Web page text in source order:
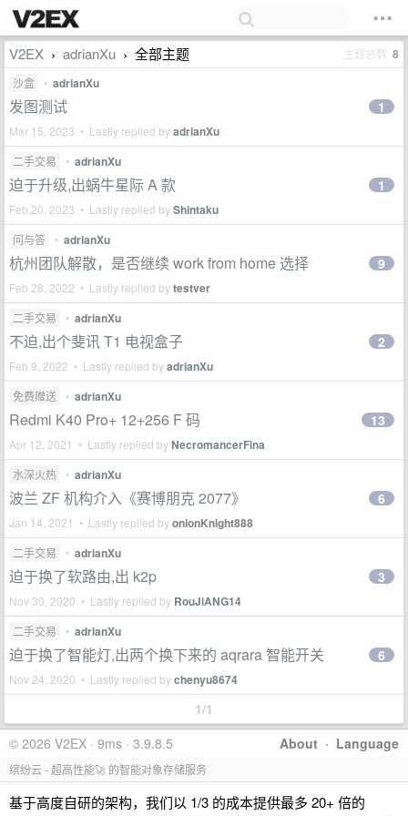
V2EX › adrianXu › 全部主题 主题总数 8
沙盒 • adrianXu
发图测试
Mar 15, 2023 • Lastly replied byadrianXu
1
二手交易 • adrianXu
迫于升级,出蜗牛星际 A 款
Feb 20, 2023 • Lastly replied byShintaku
1
问与答 • adrianXu
杭州团队解散，是否继续 work from home 选择
Feb 28, 2022 • Lastly replied bytestver
9
二手交易 • adrianXu
不迫,出个斐讯 T1 电视盒子
Feb 9, 2022 • Lastly replied byadrianXu
2
免费赠送 • adrianXu
Redmi K40 Pro+ 12+256 F 码
Apr 12, 2021 • Lastly replied byNecromancerFina
13
水深火热 • adrianXu
波兰 ZF 机构介入《赛博朋克 2077》
Jan 14, 2021 • Lastly replied byonionKnight888
6
二手交易 • adrianXu
迫于换了软路由,出 k2p
Nov 30, 2020 • Lastly replied by RouJiANG14
3
二手交易 • adrianXu
迫于换了智能灯,出两个换下来的 aqrara 智能开关
Nov 24, 2020 • Lastly replied bychenyu8674
6
1/1
About · Language
© 2026 V2EX · 9ms · 3.9.8.5
缤纷云 - 超高性能🚀 的智能对象存储服务
基于高度自研的架构，我们以 1/3 的成本提供最多 20+ 倍的